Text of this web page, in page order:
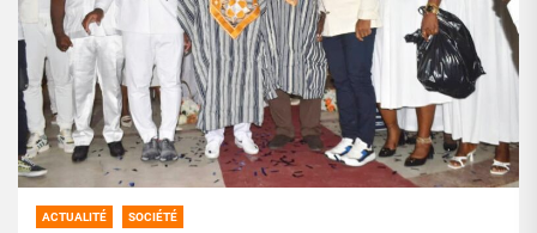
ACTUALITÉ SOCIÉTÉ